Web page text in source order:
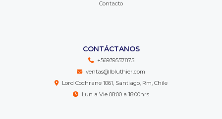
Contacto
CONTÁCTANOS
+56939557875
ventas@lbluthier.com
Lord Cochrane 1061, Santiago, Rm, Chile
Lun a Vie 08:00 a 18:00hrs